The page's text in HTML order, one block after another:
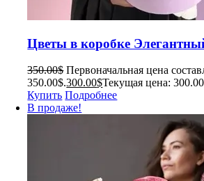
Цветы в коробке
350.00$ Первоначальная цена
350.00$.300.00$Текущая цена:
Купить Подробнее
В продаже!